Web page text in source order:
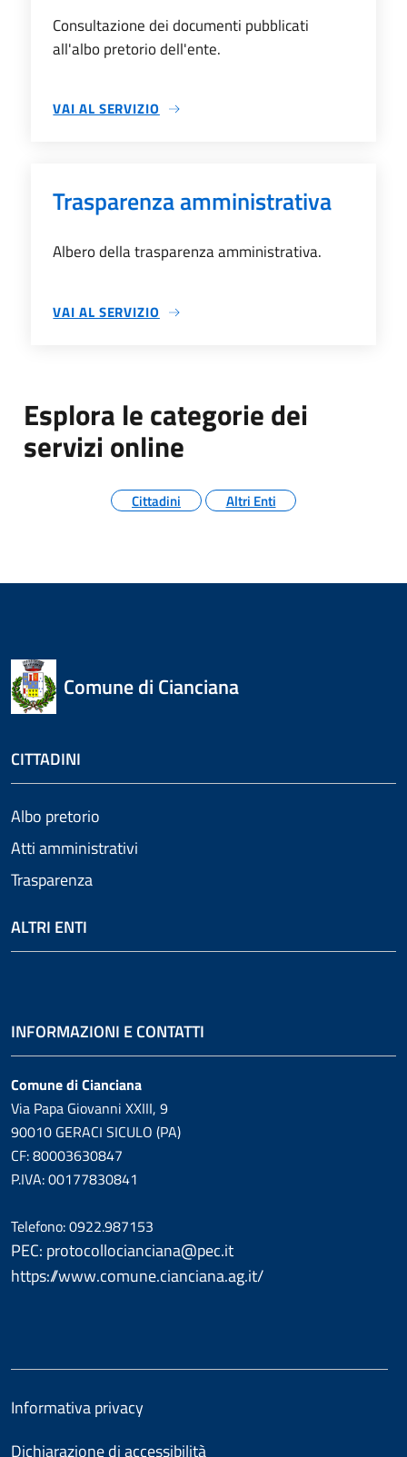
Consultazione dei documenti pubblicati
all'albo pretorio dell'ente.
VAI AL SERVIZIO
DOCUMENTI ALL'ALBO
Trasparenza amministrativa
Albero della trasparenza amministrativa.
VAI AL SERVIZIO
TRASPARENZA AMMINISTRATIVA
Esplora le categorie dei
servizi online
Cittadini Altri Enti
Comune di Cianciana
CITTADINI
Albo pretorio
Atti amministrativi
Trasparenza
ALTRI ENTI
INFORMAZIONI E CONTATTI
Comune di Cianciana
Via Papa Giovanni XXIII, 9
90010 GERACI SICULO (PA)
CF: 80003630847
P.IVA: 00177830841
Telefono: 0922.987153
PEC: protocollocianciana@pec.it
https://www.comune.cianciana.ag.it/
Informativa privacy
Dichiarazione di accessibilità